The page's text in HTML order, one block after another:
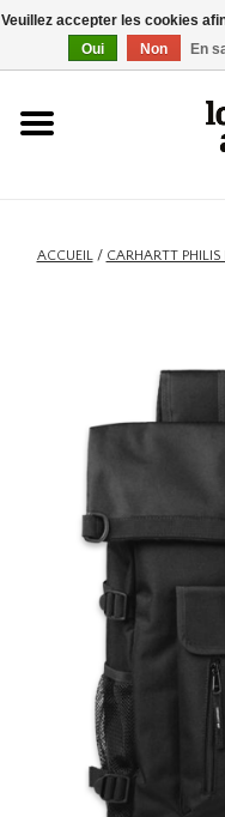
ACCUEIL
NOUVEAU
ACCESSOIRES
SKATEBOARD
HOMEWARE
ACCUEIL/ CARHARTT PHILIS
Veuillez accepter les cookies
Oui
Non En